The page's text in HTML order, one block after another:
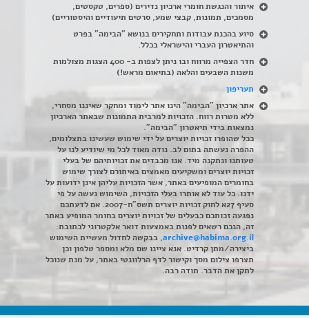
איתור והנגשת חומרי ארכיון נדירים (ספרים, טקסטים,
מסמכים, תמונות, קבצי שמע, סרטים תיעודיים והיסטוריים)
סיוע בהכנת עבודות ותחקירים בנושא "הבימה" בפרט
והתיאטרון העברי והישראלי בכלל.
חדר הצפייה מרווח ובו ניתן לצפות ב- 400 הצגות מצולמות
משנות השבעים והלאה (בתיאום מראש!)
תעריפון
אתר ארכיון "הבימה" הינו אתר לימוד ומחקר שאיננו מסחרי,
ללא מטרות רווח. הזכויות למרבית התמונות שבאתר הארכיון
נמצאות בידי תיאטרון "הבימה".
ככל שהופרו זכויות יוצרים על ידי שימוש שעשינו בתצלומים,
ההפרה נעשתה בתום לב. נודה מאוד לכל מי שיודיע לנו על
טעותנו ונתקנה מיד. אנו מכבדים את זכויותיהם של בעלי
זכויות יוצרים ומשקיעים מאמצים באיתורם לצורך שימוש
בחומרים המופיעים באתר, אשר הזכויות עליהן אינן ידועות על
ידנו. כל עוד לא אותרו בעלי הזכויות, השימוש נעשה על פי
סעיף 27א לחוק זכויות יוצרים תשס"ח-2007. אם לדעתכם
נפגעה זכותכם כבעלים של זכויות יוצרים בחומר המופיע באתר
זה, הנכם רשאים לפנות באמצעות דואר אלקטרוני לכתובת:
archive@habima.org.il, בבקשה לחדול מעשיית השימוש
ביצירה/מתן קרדיט. אנא ציינו שם מלא ומספר טלפון וכן
תצרפו צילום מסך וקישור לדף הרלוונטי באתר, על מנת שנוכל
לתקן את הדבר. תודה רבה.